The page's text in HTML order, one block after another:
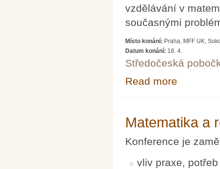
vzdělávání v
současnými
Místo konání: Praha, MFF UK,
Datum konání: 18. 4.
Středočeská
Read more
Matematika a
Konference je
vliv praxe,